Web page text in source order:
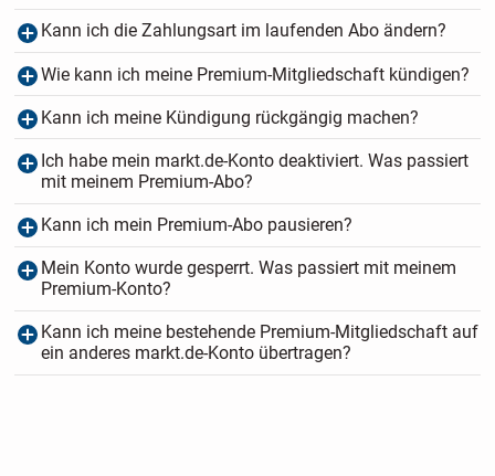
Kann ich die Zahlungsart im laufenden Abo ändern?
Wie kann ich meine Premium-Mitgliedschaft kündigen?
Kann ich meine Kündigung rückgängig machen?
Ich habe mein markt.de-Konto deaktiviert. Was passiert
mit meinem Premium-Abo?
Kann ich mein Premium-Abo pausieren?
Mein Konto wurde gesperrt. Was passiert mit meinem
Premium-Konto?
Kann ich meine bestehende Premium-Mitgliedschaft auf
ein anderes markt.de-Konto übertragen?